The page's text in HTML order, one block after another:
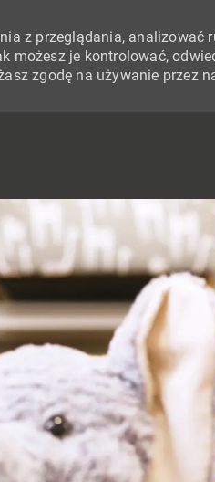
z przeglądania, analizować
możesz je kontrolować,
zgodę na używanie przez